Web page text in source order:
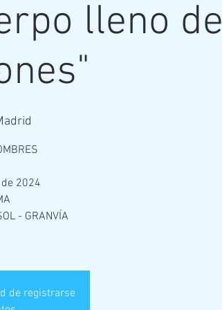
lleno de
2024
- GRANVÍA
de registrarse